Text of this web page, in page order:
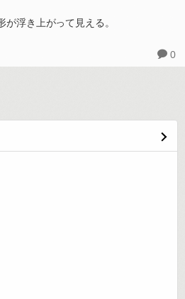
浮き上がって見える。
0